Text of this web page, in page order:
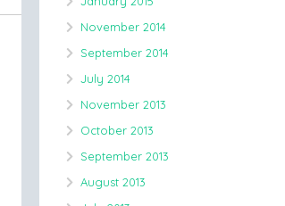
November 2014
September 2014
July 2014
November 2013
October 2013
September 2013
August 2013